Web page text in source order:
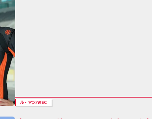
ル・マン/WEC